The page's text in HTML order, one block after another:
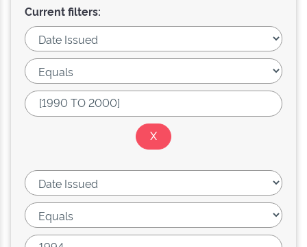
Current filters: